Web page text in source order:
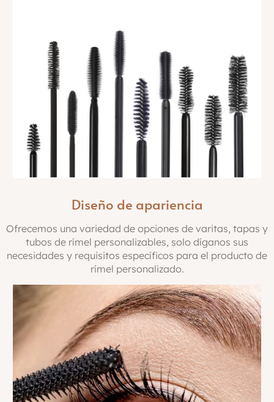
Diseño de apariencia
Ofrecemos una variedad de opciones de varitas, tapas y
tubos de rímel personalizables, solo díganos sus
necesidades y requisitos específicos para el producto de
rímel personalizado.